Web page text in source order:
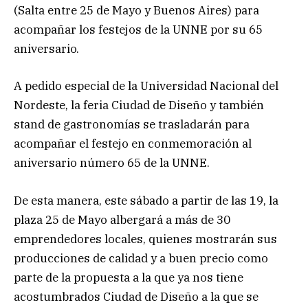
(Salta entre 25 de Mayo y Buenos Aires) para
acompañar los festejos de la UNNE por su 65
aniversario.
A pedido especial de la Universidad Nacional del
Nordeste, la feria Ciudad de Diseño y también
stand de gastronomías se trasladarán para
acompañar el festejo en conmemoración al
aniversario número 65 de la UNNE.
De esta manera, este sábado a partir de las 19, la
plaza 25 de Mayo albergará a más de 30
emprendedores locales, quienes mostrarán sus
producciones de calidad y a buen precio como
parte de la propuesta a la que ya nos tiene
acostumbrados Ciudad de Diseño a la que se